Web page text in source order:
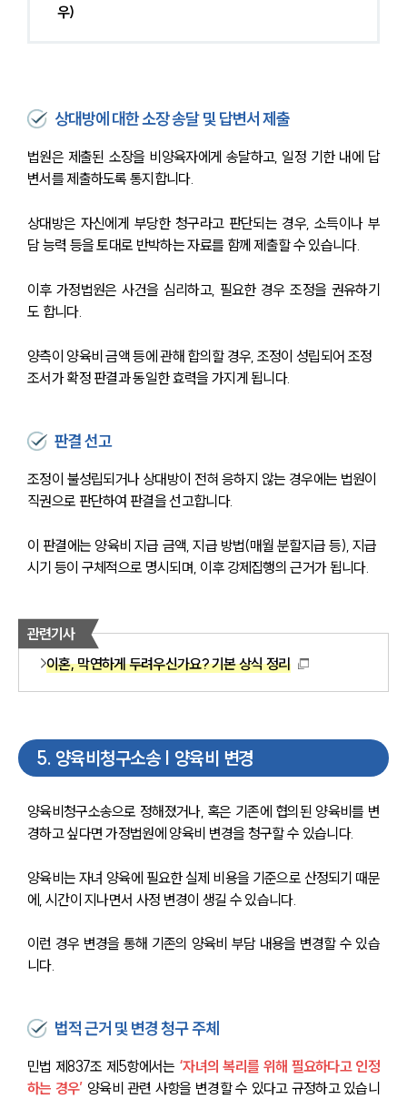
우)
상대방에 대한 소장 송달 및 답변서 제출
법원은 제출된 소장을 비양육자에게 송달하고, 일정 기한 내에 답
변서를 제출하도록 통지합니다.
상대방은 자신에게 부당한 청구라고 판단되는 경우, 소득이나 부
담 능력 등을 토대로 반박하는 자료를 함께 제출할 수 있습니다.
이후 가정법원은 사건을 심리하고, 필요한 경우 조정을 권유하기
도 합니다.
양측이 양육비 금액 등에 관해 합의할 경우, 조정이 성립되어 조정
조서가 확정 판결과 동일한 효력을 가지게 됩니다.
판결 선고
조정이 불성립되거나 상대방이 전혀 응하지 않는 경우에는 법원이
직권으로 판단하여 판결을 선고합니다.
이 판결에는 양육비 지급 금액, 지급 방법(매월 분할지급 등), 지급
시기 등이 구체적으로 명시되며, 이후 강제집행의 근거가 됩니다.
관련기사
이혼, 막연하게 두려우신가요? 기본 상식 정리
5. 양육비청구소송 | 양육비 변경
양육비청구소송으로 정해졌거나, 혹은 기존에 협의된 양육비를 변
경하고 싶다면 가정법원에 양육비 변경을 청구할 수 있습니다.
양육비는 자녀 양육에 필요한 실제 비용을 기준으로 산정되기 때문
에, 시간이 지나면서 사정 변경이 생길 수 있습니다.
이런 경우 변경을 통해 기존의 양육비 부담 내용을 변경할 수 있습
니다.
법적 근거 및 변경 청구 주체
민법 제837조 제5항에서는 ‘자녀의 복리를 위해 필요하다고 인정
하는 경우’ 양육비 관련 사항을 변경할 수 있다고 규정하고 있습니